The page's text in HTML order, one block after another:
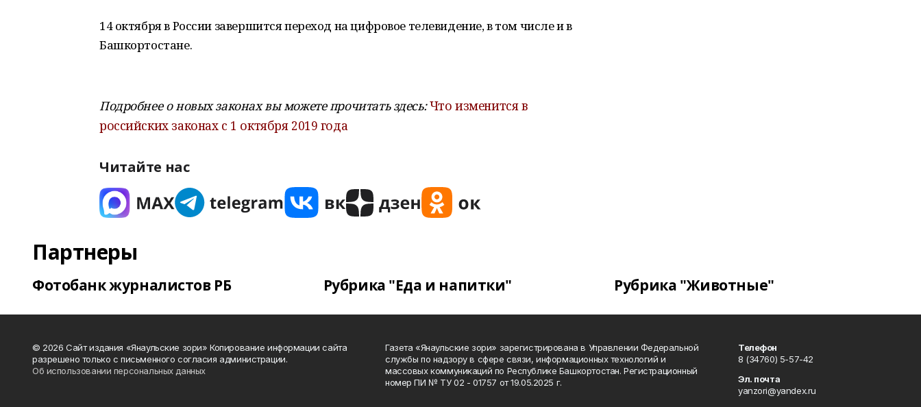
14 октября в России завершится переход на цифровое телевидение, в том числе и в
Башкортостане.
Подробнее о новых законах вы можете прочитать здесь: Что изменится в
российских законах с 1 октября 2019 года
Читайте нас
Партнеры
Фотобанк журналистов РБ Рубрика "Еда и напитки" Рубрика "Животные"
© 2026 Сайт издания «Янаульские зори» Копирование информации сайта
разрешено только с письменного согласия администрации.
Об использовании персональных данных
Газета «Янаульские зори» зарегистрирована в Управлении Федеральной
службы по надзору в сфере связи, информационных технологий и
массовых коммуникаций по Республике Башкортостан. Регистрационный
номер ПИ № ТУ 02 - 01757 от 19.05.2025 г.
Телефон
8 (34760) 5-57-42
Эл. почта
yanzori@yandex.ru